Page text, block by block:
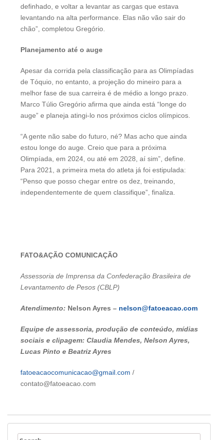
definhado, e voltar a levantar as cargas que estava
levantando na alta performance. Elas não vão sair do
chão”, completou Gregório.
Planejamento até o auge
Apesar da corrida pela classificação para as Olimpíadas
de Tóquio, no entanto, a projeção do mineiro para a
melhor fase de sua carreira é de médio a longo prazo.
Marco Túlio Gregório afirma que ainda está “longe do
auge” e planeja atingi-lo nos próximos ciclos olímpicos.
“A gente não sabe do futuro, né? Mas acho que ainda
estou longe do auge. Creio que para a próxima
Olimpíada, em 2024, ou até em 2028, aí sim”, define.
Para 2021, a primeira meta do atleta já foi estipulada:
“Penso que posso chegar entre os dez, treinando,
independentemente de quem classifique”, finaliza.
FATO&AÇÃO COMUNICAÇÃO
Assessoria de Imprensa da Confederação Brasileira de
Levantamento de Pesos (CBLP)
Atendimento: Nelson Ayres – nelson@fatoeacao.com
Equipe de assessoria, produção de conteúdo, mídias
sociais e clipagem: Claudia Mendes, Nelson Ayres,
Lucas Pinto e Beatriz Ayres
fatoeacaocomunicacao@gmail.com /
contato@fatoeacao.com